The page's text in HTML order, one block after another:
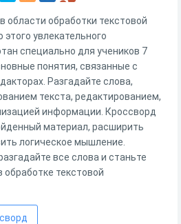
области обработки текстовой
увлекательного
специально для учеников 7
понятия, связанные с
Разгадайте слова,
текста, редактированием,
информации. Кроссворд
материал, расширить
логическое мышление.
все слова и станьте
текстовой